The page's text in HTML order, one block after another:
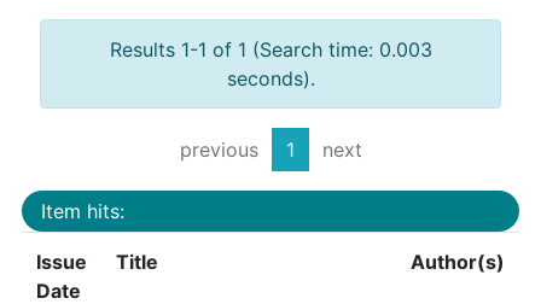
Results 1-1 of 1 (Search time: 0.003
seconds).
previous 1 next
Item hits:
Issue
Date
Title Author(s)